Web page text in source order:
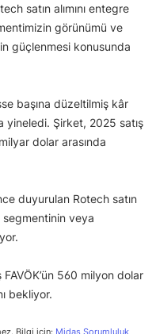
satın alımını entegre
görünümü ve
güçlenmesi konusunda
başına düzeltilmiş kâr
yineledi. Şirket, 2025 satış
dolar arasında
duyurulan Rotech satın
segmentinin veya
560 milyon dolar
bekliyor.
Bilgi için: Midas Sorumluluk